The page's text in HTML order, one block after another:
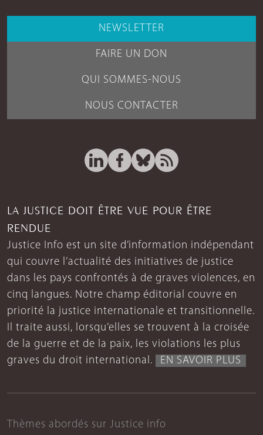
NEWSLETTER
FAIRE UN DON
QUI SOMMES-NOUS
NOUS CONTACTER
LA JUSTICE DOIT ÊTRE VUE POUR ÊTRE
RENDUE
Justice Info est un site d’information indépendant
qui couvre l’actualité des initiatives de justice
dans les pays confrontés à de graves violences, en
cinq langues. Notre champ éditorial couvre en
priorité la justice internationale et transitionnelle.
Il traite aussi, lorsqu’elles se trouvent à la croisée
de la guerre et de la paix, les violations les plus
graves du droit international.
EN SAVOIR PLUS
Thèmes abordés sur Justice info